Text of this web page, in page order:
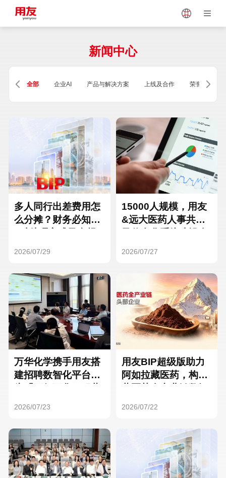
Vietnam
Singapore Malaysia
Thailand
Turkey
Hungary Mexico
Hong Kong Macau
新闻中心
全部 企业AI 产品与解决方案 上线及合作 荣誉及资质
多人同行出差费用怎
么分摊？财务必知的
2026/07/29
15000人规模，用友
&远大医药人事共享
2026/07/27
万华化学携手用友搭
建招聘数智化平台，
2026/07/23
用友BIP超级版助力
阿如拉藏医药，构建
2026/07/22